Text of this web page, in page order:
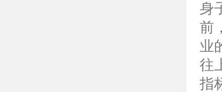
身
前
业
往
指